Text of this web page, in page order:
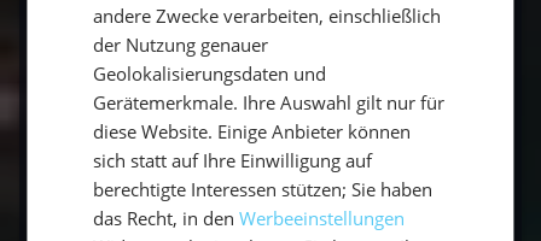
Mit Segeln Kroatien entdecken
Meine SKS Ausbildung war eine großartige
Erfahrung. Alle Aufgaben und Manöver wurden
mehrfach geübt und auch die theoretischen
Fragen wurden in die Übungen eingebunden.
Am Freitag vor dem letzten Segeltag fand die
andere Zwecke verarbeiten, einschließlich
der Nutzung genauer
Geolokalisierungsdaten und
Gerätemerkmale. Ihre Auswahl gilt nur für
diese Website. Einige Anbieter können
sich statt auf Ihre Einwilligung auf
berechtigte Interessen stützen; Sie haben
das Recht, in denWerbeeinstellungen